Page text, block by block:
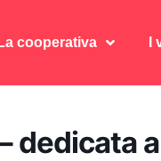
La cooperativa
– dedicata